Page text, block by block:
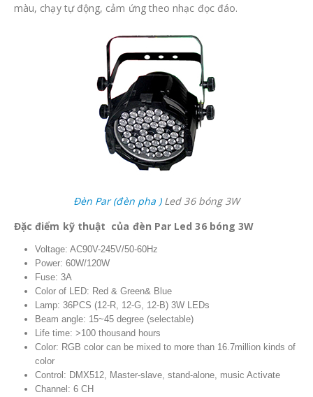
màu, chạy tự động, cảm ứng theo nhạc đọc đáo.
Đèn Par (đèn pha )Led 36 bóng 3W
Đặc điểm kỹ thuật của đèn Par Led 36 bóng 3W
Voltage: AC90V-245V/50-60Hz
Power: 60W/120W
Fuse: 3A
Color of LED: Red & Green& Blue
Lamp: 36PCS (12-R, 12-G, 12-B) 3W LEDs
Beam angle: 15~45 degree (selectable)
Life time: >100 thousand hours
Color: RGB color can be mixed to more than 16.7million kinds of
color
Control: DMX512, Master-slave, stand-alone, music Activate
Channel: 6 CH